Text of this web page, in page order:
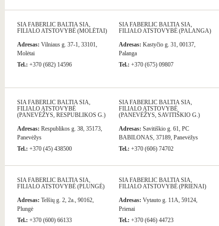
SIA FABERLIC BALTIA SIA,
FILIALO ATSTOVYBĖ (MOLĖTAI)
Adresas: Vilniaus g. 37-1, 33101,
Molėtai
Tel.: +370 (682) 14596
SIA FABERLIC BALTIA SIA,
FILIALO ATSTOVYBĖ (PALANGA)
Adresas: Kastyčio g. 31, 00137,
Palanga
Tel.: +370 (675) 09807
SIA FABERLIC BALTIA SIA,
FILIALO ATSTOVYBĖ
(PANEVĖŽYS, RESPUBLIKOS G.)
Adresas: Respublikos g. 38, 35173,
Panevėžys
Tel.: +370 (45) 438500
SIA FABERLIC BALTIA SIA,
FILIALO ATSTOVYBĖ
(PANEVĖŽYS, SAVITIŠKIO G.)
Adresas: Savitiškio g. 61, PC
BABILONAS, 37189, Panevėžys
Tel.: +370 (606) 74702
SIA FABERLIC BALTIA SIA,
FILIALO ATSTOVYBĖ (PLUNGĖ)
Adresas: Telšių g. 2, 2a., 90162,
Plungė
Tel.: +370 (600) 66133
SIA FABERLIC BALTIA SIA,
FILIALO ATSTOVYBĖ (PRIENAI)
Adresas: Vytauto g. 11A, 59124,
Prienai
Tel.: +370 (646) 44723